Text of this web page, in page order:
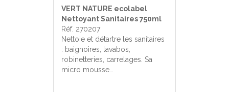
VERT NATURE ecolabel
Nettoyant Sanitaires 750ml
Réf. 270207
Nettoie et détartre les sanitaires
: baignoires, lavabos,
robinetteries, carrelages. Sa
micro mousse…